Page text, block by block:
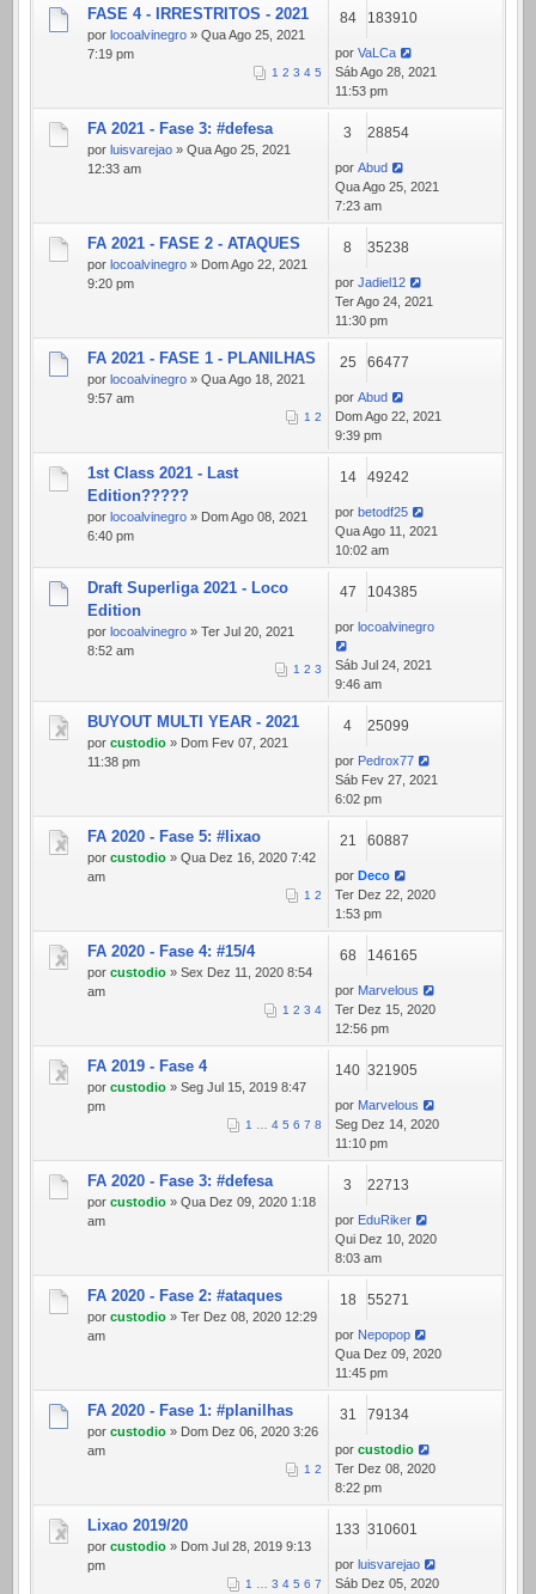
FASE 4 - IRRESTRITOS - 2021
por locoalvinegro » Qua Ago 25, 2021
7:19 pm
1 2 3 4 5
84 183910
por VaLCa
Sáb Ago 28, 2021
11:53 pm
FA 2021 - Fase 3: #defesa
por luisvarejao » Qua Ago 25, 2021
12:33 am
3 28854
por Abud
Qua Ago 25, 2021
7:23 am
FA 2021 - FASE 2 - ATAQUES
por locoalvinegro » Dom Ago 22, 2021
9:20 pm
8 35238
por Jadiel12
Ter Ago 24, 2021
11:30 pm
FA 2021 - FASE 1 - PLANILHAS
por locoalvinegro » Qua Ago 18, 2021
9:57 am
1 2
25 66477
por Abud
Dom Ago 22, 2021
9:39 pm
1st Class 2021 - Last
Edition?????
por locoalvinegro » Dom Ago 08, 2021
6:40 pm
14 49242
por betodf25
Qua Ago 11, 2021
10:02 am
Draft Superliga 2021 - Loco
Edition
por locoalvinegro » Ter Jul 20, 2021
8:52 am
1 2 3
47 104385
por locoalvinegro
Sáb Jul 24, 2021
9:46 am
BUYOUT MULTI YEAR - 2021
por custodio » Dom Fev 07, 2021
11:38 pm
4 25099
por Pedrox77
Sáb Fev 27, 2021
6:02 pm
FA 2020 - Fase 5: #lixao
por custodio » Qua Dez 16, 2020 7:42
am
1 2
21 60887
por Deco
Ter Dez 22, 2020
1:53 pm
FA 2020 - Fase 4: #15/4
por custodio » Sex Dez 11, 2020 8:54
am
1 2 3 4
68 146165
por Marvelous
Ter Dez 15, 2020
12:56 pm
FA 2019 - Fase 4
por custodio » Seg Jul 15, 2019 8:47
pm
1 … 4 5 6 7 8
140 321905
por Marvelous
Seg Dez 14, 2020
11:10 pm
FA 2020 - Fase 3: #defesa
por custodio » Qua Dez 09, 2020 1:18
am
3 22713
por EduRiker
Qui Dez 10, 2020
8:03 am
FA 2020 - Fase 2: #ataques
por custodio » Ter Dez 08, 2020 12:29
am
18 55271
por Nepopop
Qua Dez 09, 2020
11:45 pm
FA 2020 - Fase 1: #planilhas
por custodio » Dom Dez 06, 2020 3:26
am
1 2
31 79134
por custodio
Ter Dez 08, 2020
8:22 pm
Lixao 2019/20
por custodio » Dom Jul 28, 2019 9:13
pm
1 … 3 4 5 6 7
133 310601
por luisvarejao
Sáb Dez 05, 2020